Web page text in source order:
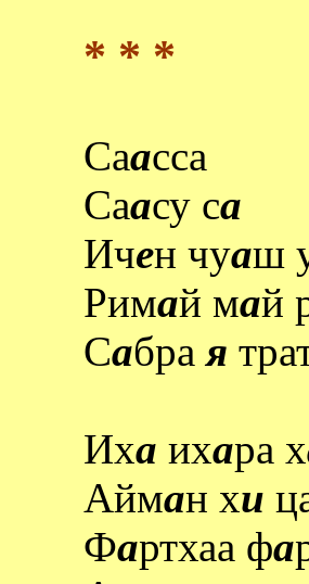
* * *
Саасса
Саасу са
Ичен чуаш
Римай май
Сабрая
Иха ихара х
Айман хи
Фартхаа фа